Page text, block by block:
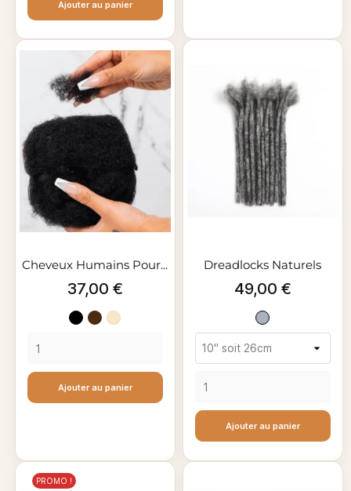
Ajouter au panier
Cheveux Humains Pour...
Prix
37,00 €
NoirBrun#613
Ajouter au panier
Dreadlocks Naturels
100%...
Prix
49,00 €
Gris
Ajouter au panier
PROMO !